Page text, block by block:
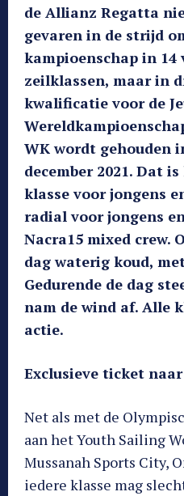
de Allianz Regatta
gevaren in de strijd
kampioenschap in 14
zeilklassen, maar in
kwalificatie voor de
WK wordt gehouden
december 2021. Dat
klasse voor jongens
radial voor jongens
Nacra15 mixed crew.
dag waterig koud,
Gedurende de dag
nam de wind af. Alle
actie.
Exclusieve ticket
Net als met de
aan het Youth Sailing
Mussanah Sports City,
iedere klasse mag